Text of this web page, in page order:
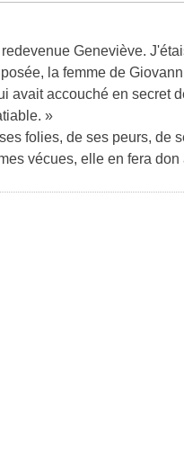
Geneviève.
la femme de
avait accouché en secret
»
folies, de ses peurs, de
vécues, elle en fera